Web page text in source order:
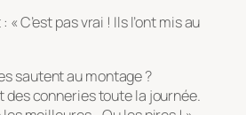
C’est pas vrai ! Ils l’ont mis au
sautent au montage ?
des conneries toute la journée.